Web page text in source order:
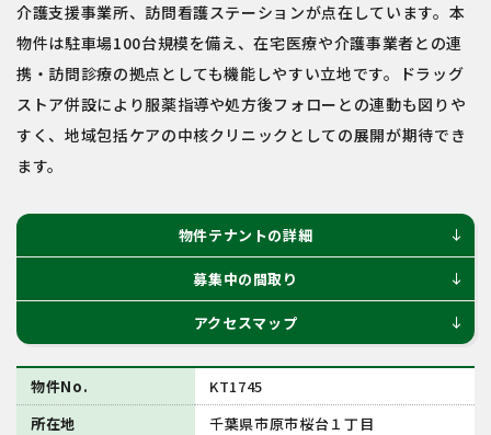
介護支援事業所、訪問看護ステーションが点在しています。本
物件は駐車場100台規模を備え、在宅医療や介護事業者との連
携・訪問診療の拠点としても機能しやすい立地です。ドラッグ
ストア併設により服薬指導や処方後フォローとの連動も図りや
すく、地域包括ケアの中核クリニックとしての展開が期待でき
ます。
物件テナントの詳細 south
募集中の間取り south
アクセスマップ south
物件No.
KT1745
所在地
千葉県市原市桜台１丁目